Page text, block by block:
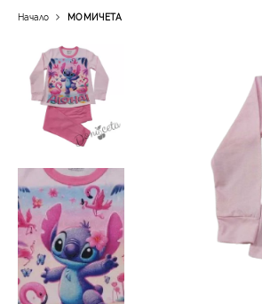
Начало МОМИЧЕТА